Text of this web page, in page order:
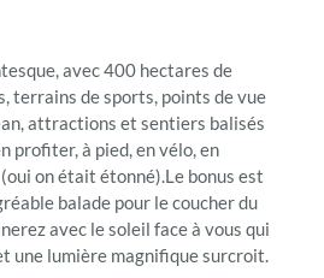
avec 400 hectares de
terrains de sports, points de vue
attractions et sentiers balisés
profiter, à pied, en vélo, en
on était étonné).Le bonus est
balade pour le coucher du
avec le soleil face à vous qui
une lumière magnifique surcroit.